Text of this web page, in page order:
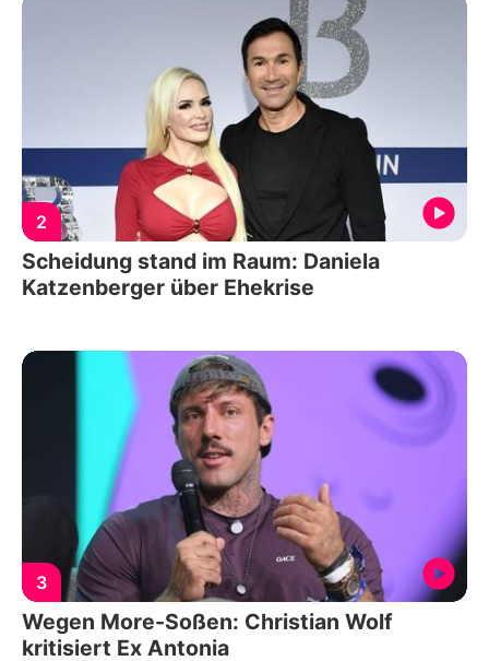
2
Scheidung stand im Raum: Daniela
Katzenberger über Ehekrise
3
Wegen More-Soßen: Christian Wolf
kritisiert Ex Antonia